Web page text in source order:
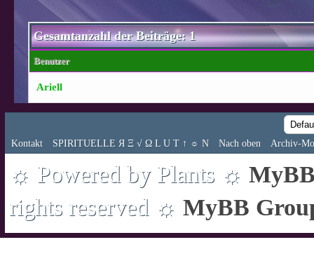
Gesamtanzahl der Beiträge: 1
Benutzer
Ariell
Kontakt SPIRITUELLE Я Ξ √ Ω L U T ↑ ☼ N Nach oben Archiv-
☼ Powered by Plants ☼
rights reserved ☼ MyBB